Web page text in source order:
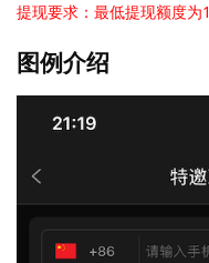
提现要求：最低提现额度为
图例介绍